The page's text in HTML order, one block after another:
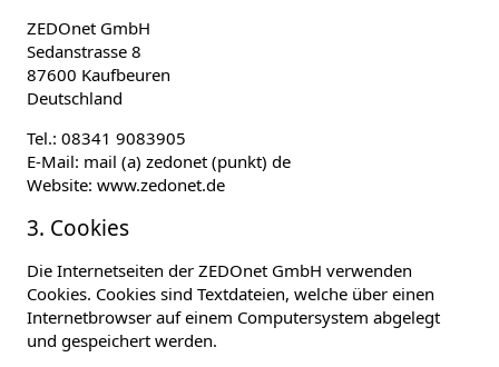
ZEDOnet GmbH
Sedanstrasse 8
87600 Kaufbeuren
Deutschland
Tel.: 08341 9083905
E-Mail: mail (a) zedonet (punkt) de
Website: www.zedonet.de
3. Cookies
Die Internetseiten der ZEDOnet GmbH verwenden
Cookies. Cookies sind Textdateien, welche über einen
Internetbrowser auf einem Computersystem abgelegt
und gespeichert werden.